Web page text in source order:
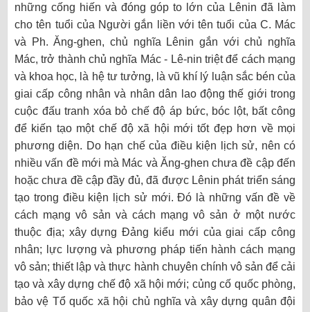
những cống hiến và đóng góp to lớn của Lênin đã làm
cho tên tuổi của Người gắn liền với tên tuổi của C. Mác
và Ph. Ăng-ghen, chủ nghĩa Lênin gắn với chủ nghĩa
Mác, trở thành chủ nghĩa Mác - Lê-nin triệt để cách mạng
và khoa học, là hệ tư tưởng, là vũ khí lý luận sắc bén của
giai cấp công nhân và nhân dân lao động thế giới trong
cuộc đấu tranh xóa bỏ chế độ áp bức, bóc lột, bất công
để kiến tạo một chế độ xã hội mới tốt đẹp hơn về mọi
phương diện. Do hạn chế của điều kiện lịch sử, nên có
nhiều vấn đề mới mà Mác và Ăng-ghen chưa đề cập đến
hoặc chưa đề cập đầy đủ, đã được Lênin phát triển sáng
tạo trong điều kiện lịch sử mới. Đó là những vấn đề về
cách mạng vô sản và cách mạng vô sản ở một nước
thuộc địa; xây dựng Đảng kiểu mới của giai cấp công
nhân; lực lượng và phương pháp tiến hành cách mạng
vô sản; thiết lập và thực hành chuyên chính vô sản để cải
tạo và xây dựng chế độ xã hội mới; củng cố quốc phòng,
bảo vệ Tổ quốc xã hội chủ nghĩa và xây dựng quân đội